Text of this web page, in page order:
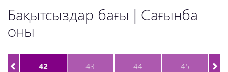
Бақытсыздар бағы | Сағынба
оны
42 43 44 45